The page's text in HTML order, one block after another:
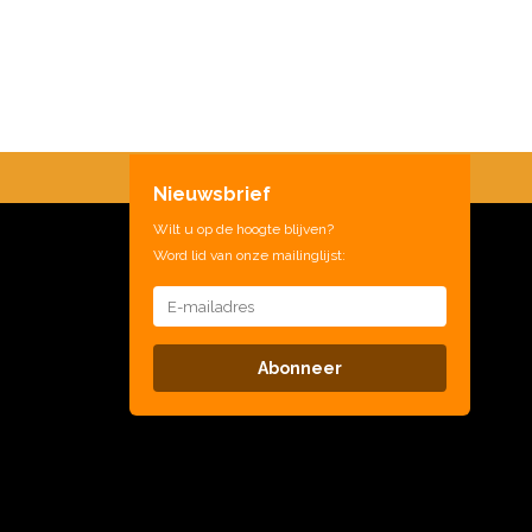
Nieuwsbrief
Wilt u op de hoogte blijven?
Word lid van onze mailinglijst:
Abonneer